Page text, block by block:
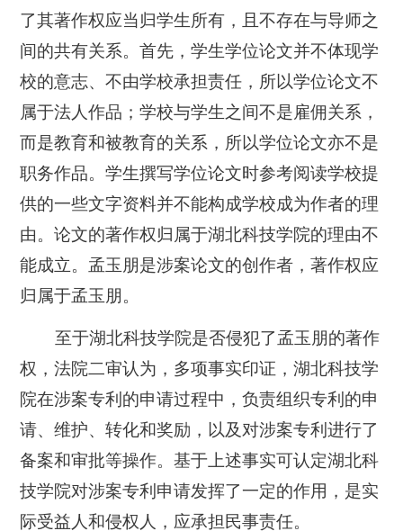
了其著作权应当归学生所有，且不存在与导师之
间的共有关系。首先，学生学位论文并不体现学
校的意志、不由学校承担责任，所以学位论文不
属于法人作品；学校与学生之间不是雇佣关系，
而是教育和被教育的关系，所以学位论文亦不是
职务作品。学生撰写学位论文时参考阅读学校提
供的一些文字资料并不能构成学校成为作者的理
由。论文的著作权归属于湖北科技学院的理由不
能成立。孟玉朋是涉案论文的创作者，著作权应
归属于孟玉朋。
至于湖北科技学院是否侵犯了孟玉朋的著作
权，法院二审认为，多项事实印证，湖北科技学
院在涉案专利的申请过程中，负责组织专利的申
请、维护、转化和奖励，以及对涉案专利进行了
备案和审批等操作。基于上述事实可认定湖北科
技学院对涉案专利申请发挥了一定的作用，是实
际受益人和侵权人，应承担民事责任。